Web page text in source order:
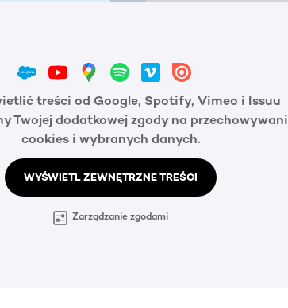
treści od Google, Spotify, Vimeo i Issuu
Twojej dodatkowej zgody na
cookies i wybranych danych.
WYŚWIETL ZEWNĘTRZNE TREŚCI
Zarządzanie zgodami